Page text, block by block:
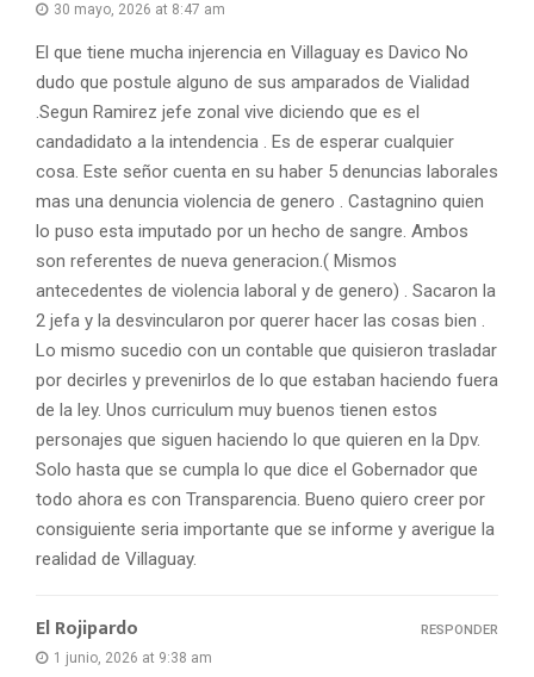
30 mayo, 2026 at 8:47 am
El que tiene mucha injerencia en Villaguay es Davico No
dudo que postule alguno de sus amparados de Vialidad
.Segun Ramirez jefe zonal vive diciendo que es el
candadidato a la intendencia . Es de esperar cualquier
cosa. Este señor cuenta en su haber 5 denuncias laborales
mas una denuncia violencia de genero . Castagnino quien
lo puso esta imputado por un hecho de sangre. Ambos
son referentes de nueva generacion.( Mismos
antecedentes de violencia laboral y de genero) . Sacaron la
2 jefa y la desvincularon por querer hacer las cosas bien .
Lo mismo sucedio con un contable que quisieron trasladar
por decirles y prevenirlos de lo que estaban haciendo fuera
de la ley. Unos curriculum muy buenos tienen estos
personajes que siguen haciendo lo que quieren en la Dpv.
Solo hasta que se cumpla lo que dice el Gobernador que
todo ahora es con Transparencia. Bueno quiero creer por
consiguiente seria importante que se informe y averigue la
realidad de Villaguay.
El Rojipardo
1 junio, 2026 at 9:38 am
RESPONDER